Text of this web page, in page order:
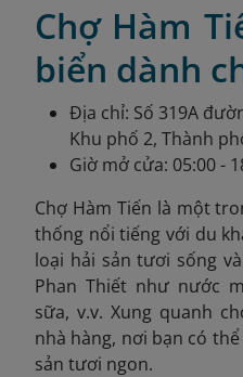
Chợ Hàm
biển dành
Địa chỉ: Số 319A
Khu phố 2, Thành
Giờ mở cửa: 05:00 -
Chợ Hàm Tiến là một
thống nổi tiếng với du
loại hải sản tươi sống
Phan Thiết như nước
sữa, v.v. Xung quanh
nhà hàng, nơi bạn có
sản tươi ngon.